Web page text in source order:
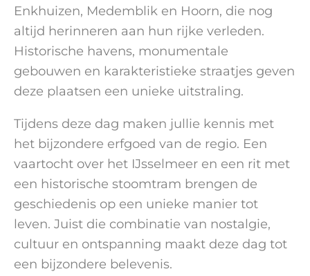
Enkhuizen, Medemblik en Hoorn, die nog
altijd herinneren aan hun rijke verleden.
Historische havens, monumentale
gebouwen en karakteristieke straatjes geven
deze plaatsen een unieke uitstraling.
Tijdens deze dag maken jullie kennis met
het bijzondere erfgoed van de regio. Een
vaartocht over het IJsselmeer en een rit met
een historische stoomtram brengen de
geschiedenis op een unieke manier tot
leven. Juist die combinatie van nostalgie,
cultuur en ontspanning maakt deze dag tot
een bijzondere belevenis.